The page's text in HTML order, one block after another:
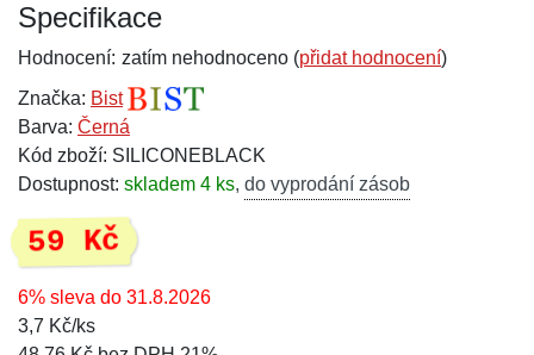
Specifikace
Hodnocení: zatím nehodnoceno (přidat hodnocení)
Značka: Bist
Barva: Černá
Kód zboží: SILICONEBLACK
Dostupnost: skladem 4 ks, do vyprodání zásob
59 Kč
6% sleva do 31.8.2026
3,7 Kč/ks